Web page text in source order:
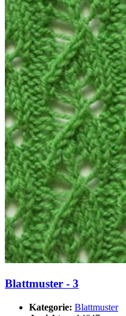
Blattmuster - 3
Kategorie: Blattmuster